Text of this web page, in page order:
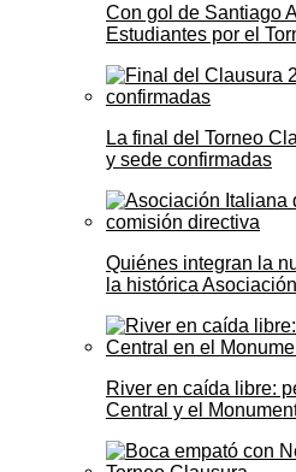
Con gol de Santiago
Estudiantes por el
La final del Torneo
y sede confirmadas
Quiénes integran la
la histórica
River en caída libre:
Central y el